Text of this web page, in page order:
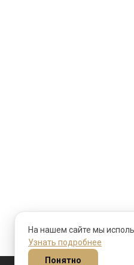
На нашем сайте мы
Узнать подробнее
Понятно